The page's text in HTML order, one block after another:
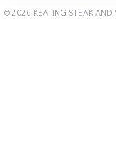
© 2026 KEATING STEAK AND